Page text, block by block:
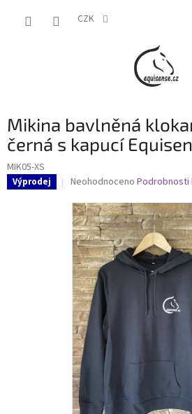
CZK
Mikina bavlněná
černá s kapucí
MIK05-XS
Výprodej
Průměrné
produktu
je
0,0
z
5
hvězdiček.
Neohodnoceno Podrobnosti